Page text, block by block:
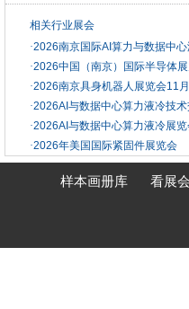
相关行业展会
·2026南京国际AI算力与数据中
·2026中国（南京）国际半导体
·2026南京具身机器人展览会11
·2026AI与数据中心算力液冷技
·2026AI与数据中心算力液冷展览
·2026年美国国际紧固件展览会
样本画册库 看展会